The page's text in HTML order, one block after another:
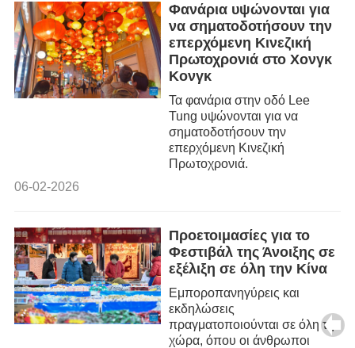
Φανάρια υψώνονται για
να σηματοδοτήσουν την
επερχόμενη Κινεζική
Πρωτοχρονιά στο Χονγκ
Κονγκ
Τα φανάρια στην οδό Lee
Tung υψώνονται για να
σηματοδοτήσουν την
επερχόμενη Κινεζική
Πρωτοχρονιά.
06-02-2026
Προετοιμασίες για το
Φεστιβάλ της Άνοιξης σε
εξέλιξη σε όλη την Κίνα
Εμποροπανηγύρεις και
εκδηλώσεις
πραγματοποιούνται σε όλη τη
χώρα, όπου οι άνθρωποι